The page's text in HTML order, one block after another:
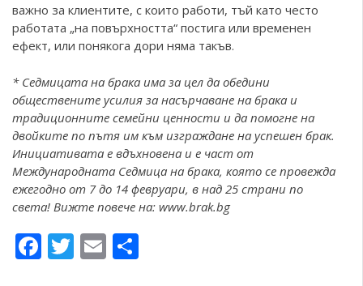
важно за клиентите, с които работи, тъй като често
работата „на повърхността“ постига или временен
ефект, или понякога дори няма такъв.
* Седмицата на брака има за цел да обедини
обществените усилия за насърчаване на брака и
традиционните семейни ценности и да помогне на
двойките по пътя им към изграждане на успешен брак.
Инициативата е вдъхновена и е част от
Международната Седмица на брака, която се провежда
ежегодно от 7 до 14 февруари, в над 25 страни по
света! Вижте повече на: www.brak.bg
Facebook
Twitter
Email